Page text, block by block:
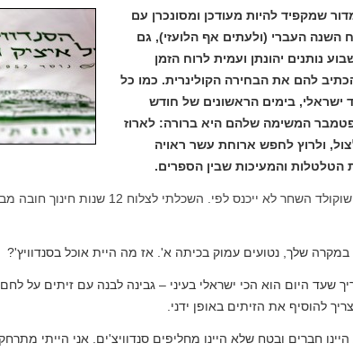
שמקפיד להיות מעודכן ומסונכרן עם
השנה העברי (ולעתים אף הלועזי), גם
נותנים יהונתן ועמית לרוח הזמן
להם את הבחירה הקולינרית. כמו כל
ישראלי, בימים הראשונים של חודש
המשימה שלהם היא ברורה: לארוז
ולרוץ לחפש ארוחת עשר ראויה
הטלטלות והמעיכות שבין הספרים.
: אני מזהיר מראש שכריך עם שוקולד השחר לא ייכנס לפי. השכלתי לצלוח 12 שנות חינוך
במקרה שלך, נטועים עמוק בכיתה א'. אז מה היית אוכל בסנדוויץ'?
שעד היום הוא הכי ישראלי בעיני – גבינה לבנה עם זיתים על
להוסיף את הזיתים באופן ידני.
חברים ובטח שלא היינו מחליפים סנדוויצ'ים. אני הייתי